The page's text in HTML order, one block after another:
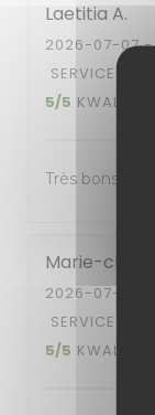
LaetitiaA
2026-07-07-
SERVICE
5/5
Très bons plats
Marie-claire
2026-07-08
SERVICE
5/5